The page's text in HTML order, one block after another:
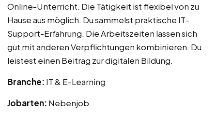
Online-Unterricht. Die Tätigkeit ist flexibel von zu
Hause aus möglich. Du sammelst praktische IT-
Support-Erfahrung. Die Arbeitszeiten lassen sich
gut mit anderen Verpflichtungen kombinieren. Du
leistest einen Beitrag zur digitalen Bildung.
Branche: IT & E-Learning
Jobarten: Nebenjob